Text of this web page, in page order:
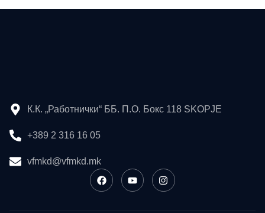
К.К. „Работнички“ ББ. П.О. Бокс 118 SKOPJE
+389 2 316 16 05
vfmkd@vfmkd.mk